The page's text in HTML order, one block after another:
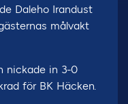
Daleho Irandust
målvakt
nickade in 3-0
för BK Häcken.